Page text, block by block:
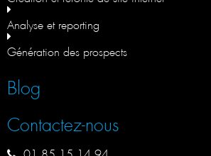
Analyse et reporting
Génération des prospects
Blog
Contactez-nous
01 85 15 14 94